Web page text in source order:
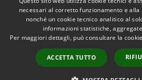
RSS
Accessibilità
Cookie
Mappa del sito
Area riservata del
necessari al corretto funzionamento e alla
nonché un cookie tecnico analitico al
informazioni statistiche,
Per maggiori dettagli, può consultare la
ACCETTA TUTTO